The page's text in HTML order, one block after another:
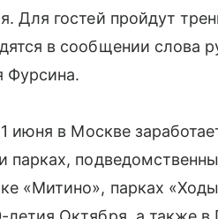
Для гостей пройдут
в сообщении слова
Фурсина.
июня в Москве
парках,
«Митино», парках